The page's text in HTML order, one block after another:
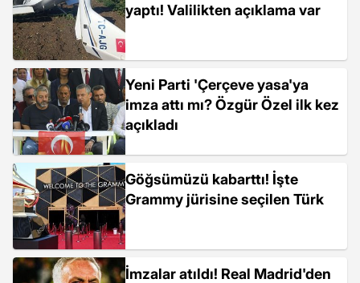
yaptı! Valilikten açıklama var
Yeni Parti 'Çerçeve yasa'ya
imza attı mı? Özgür Özel ilk kez
açıkladı
Göğsümüzü kabarttı! İşte
Grammy jürisine seçilen Türk
İmzalar atıldı! Real Madrid'den